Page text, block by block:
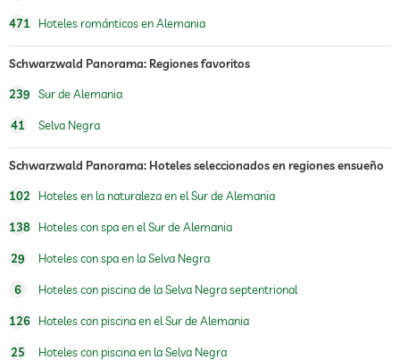
471 Hoteles románticos en Alemania
Schwarzwald Panorama: Regiones favoritos
239 Sur de Alemania
41 Selva Negra
Schwarzwald Panorama: Hoteles seleccionados en regiones ensueño
102 Hoteles en la naturaleza en el Sur de Alemania
138 Hoteles con spa en el Sur de Alemania
29 Hoteles con spa en la Selva Negra
6 Hoteles con piscina de la Selva Negra septentrional
126 Hoteles con piscina en el Sur de Alemania
25 Hoteles con piscina en la Selva Negra